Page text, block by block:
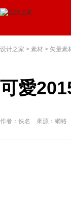
设计之家 > 素材 > 矢量素
可愛
作者：佚名 來源：網絡